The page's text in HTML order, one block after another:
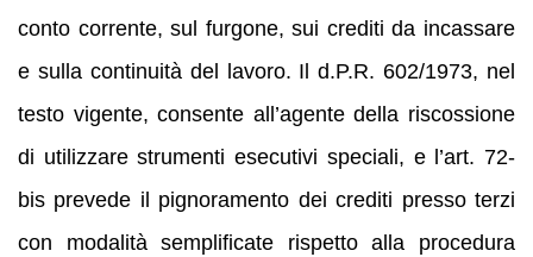
conto corrente, sul furgone, sui crediti da incassare
e sulla continuità del lavoro. Il d.P.R. 602/1973, nel
testo vigente, consente all’agente della riscossione
di utilizzare strumenti esecutivi speciali, e l’art. 72-
bis prevede il pignoramento dei crediti presso terzi
con modalità semplificate rispetto alla procedura